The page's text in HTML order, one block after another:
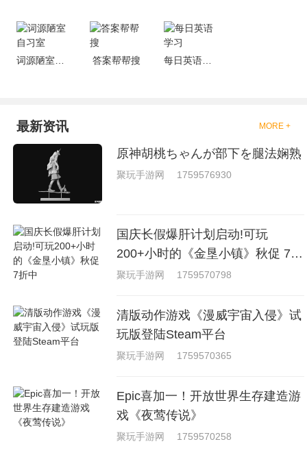
答案帮帮搜 每日英语学习
最新资讯 MORE +
原神胡桃ちゃんが部下を腿法娴熟
聚玩手游网 1759576930
国庆长假爆肝计划启动!可玩
200+小时的《金垦小镇》秋促 7折
中
聚玩手游网 1759570798
清版动作游戏《漫威宇宙入侵》试
玩版登陆Steam平台
聚玩手游网 1759570365
Epic喜加一！开放世界生存建造游
戏《夜莺传说》
聚玩手游网 1759570258